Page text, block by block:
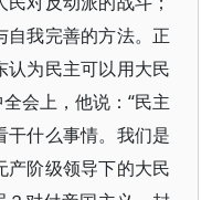
自我完善的方法。正
认为民主可以用大民
会上，他说：“民主
干什么事情。我们是
阶级领导下的大民